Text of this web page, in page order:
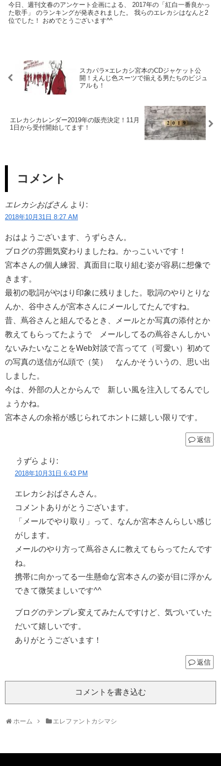
今日、週刊文春のアンケート企画による、 2017年の「紅白一番良かっ
た歌手」 のランキングが発表されました。 我らのエレカシはなんと2
位でした！ おめでとうございます^^
スカパラ×エレカシ宮本のCDジャケット公
開！えんじ色スーツで揃える男たちのビジュ
アルも！
エレカシカレンダー2019年の販売決定！11月
1日から受付開始してます！
コメント
エレカシおばさん より:
2018年10月31日 8:27 AM
おはようございます、うずらさん。
ブログの雰囲気変わりましたね。かっこいいです！
宮本さんの個人練習、真面目に取り組む姿が容易に想像で
きます。
最初の歌詞がやはり印象に残りました。歌詞のやりとりな
んか、谷中さんが宮本さんにメールしてたんですね。
昔、蔦谷さんと組んでるとき、メールとか写真の添付とか
教えてもらってたようで メールしてるの蔦谷さんしかい
ないみたいなことをWeb対談で言ってて（可愛い）初めて
の写真の送信が仏頭で（笑） なんかそういうの、思い出
しました。
今は、外部の人とからんで 新しい風を注入してるんでし
ょうかね。
宮本さんの余裕が感じられてホントに嬉しい限りです。
返信
うずら より:
2018年10月31日 6:43 PM
エレカシおばさんさん。
コメントありがとうございます。
「メールでやり取り」って、なんか宮本さんらしい感じ
がします。
メールのやり方って蔦谷さんに教えてもらってたんです
ね。
携帯に向かってる一生懸命な宮本さんの姿が目に浮かん
できて微笑ましいです^^
ブログのテンプレ変えてみたんですけど、気づいていた
だいて嬉しいです。
ありがとうございます！
返信
コメントを書き込む
ホーム エレファントカシマシ